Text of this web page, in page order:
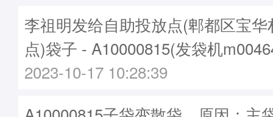
李祖明发给自助投放点(郫都区宝
点)袋子 - A10000815(发袋机
2023-10-17 10:28:39